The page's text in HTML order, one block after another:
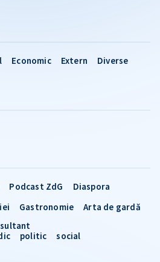
Economic Extern Diverse
Podcast ZdG
Diaspora
Gastronomie
Arta de gardă
politic social